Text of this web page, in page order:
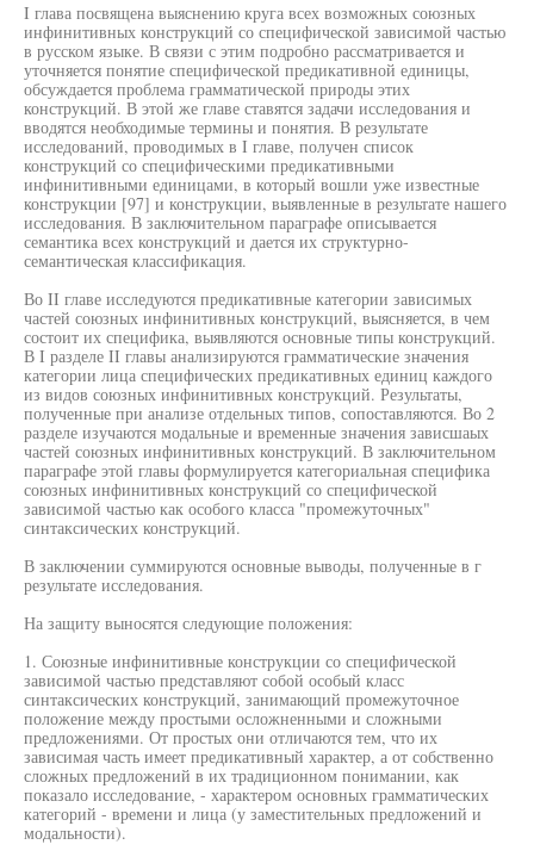
I глава посвящена выяснению круга всех возможных союзных
инфинитивных конструкций со специфической зависимой частью
в русском языке. В связи с этим подробно рассматривается и
уточняется понятие специфической предикативной единицы,
обсуждается проблема грамматической природы этих
конструкций. В этой же главе ставятся задачи исследования и
вводятся необходимые термины и понятия. В результате
исследований, проводимых в I главе, получен список
конструкций со специфическими предикативными
инфинитивными единицами, в который вошли уже известные
конструкции [97] и конструкции, выявленные в результате нашего
исследования. В заключительном параграфе описывается
семантика всех конструкций и дается их структурно-
семантическая классификация.
Во II главе исследуются предикативные категории зависимых
частей союзных инфинитивных конструкций, выясняется, в чем
состоит их специфика, выявляются основные типы конструкций.
В I разделе II главы анализируются грамматические значения
категории лица специфических предикативных единиц каждого
из видов союзных инфинитивных конструкций. Результаты,
полученные при анализе отдельных типов, сопоставляются. Во 2
разделе изучаются модальные и временные значения зависшаых
частей союзных инфинитивных конструкций. В заключительном
параграфе этой главы формулируется категориальная специфика
союзных инфинитивных конструкций со специфической
зависимой частью как особого класса "промежуточных"
синтаксических конструкций.
В заключении суммируются основные выводы, полученные в г
результате исследования.
На защиту выносятся следующие положения:
1. Союзные инфинитивные конструкции со специфической
зависимой частью представляют собой особый класс
синтаксических конструкций, занимающий промежуточное
положение между простыми осложненными и сложными
предложениями. От простых они отличаются тем, что их
зависимая часть имеет предикативный характер, а от собственно
сложных предложений в их традиционном понимании, как
показало исследование, - характером основных грамматических
категорий - времени и лица (у заместительных предложений и
модальности).